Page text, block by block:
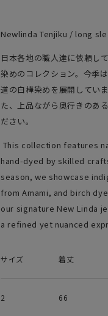
Newlinda Tenjiku / long
日本各地の職人達に依頼し
染めのコレクション。今季
道の白樺染めを展開してい
た、上品ながら奥行きのあ
ださい。
This collection features
hand-dyed by skilled
season, we showcase
from Amami, and birch
our signature New Linda
a refined yet nuanced
サイズ 着丈
2 66